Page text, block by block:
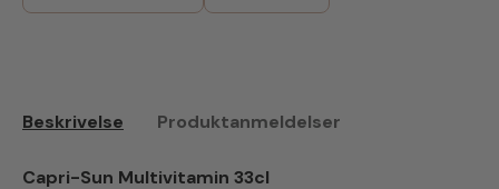
Beskrivelse Produktanmeldelser
Capri-Sun Multivitamin 33cl